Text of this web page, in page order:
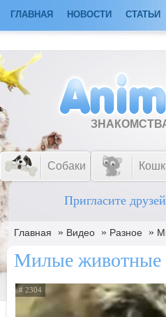
ГЛАВНАЯ НОВОСТИ СТАТЬИ
Собаки
Пригласите
Главная » Видео » Разное »
Милые животные
# 2304